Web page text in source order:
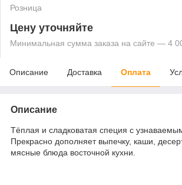
Розница
Цену уточняйте
Минимальная сумма заказа на сайте — 4
Описание Доставка Оплата
Описание
Тёплая и сладковатая специя с
Прекрасно дополняет выпечку, каши,
мясные блюда восточной кухни.